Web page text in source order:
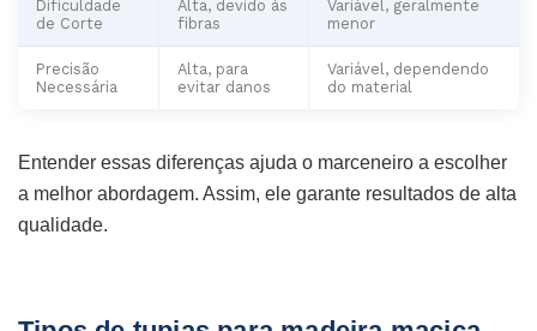
Dificuldade
de Corte
Alta, devido às
fibras
Variável, geralmente
menor
Precisão
Necessária
Alta, para
evitar danos
Variável, dependendo
do material
Entender essas diferenças ajuda o marceneiro a escolher
a melhor abordagem. Assim, ele garante resultados de alta
qualidade.